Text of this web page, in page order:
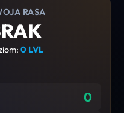
RASA
0 LVL
0